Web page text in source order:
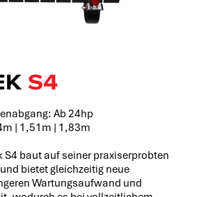
S4
Ab 24hp
| 1,51m | 1,83m
S4 baut auf seiner praxiserprobten
bietet gleichzeitig neue
Wartungsaufwand und